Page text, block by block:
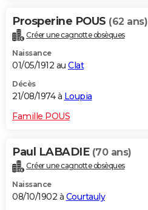
Prosperine POUS (62 ans)
Créer une cagnotte obsèques
Naissance
01/05/1912 au Clat
Décès
21/08/1974 à Loupia
Famille POUS
Paul LABADIE (70 ans)
Créer une cagnotte obsèques
Naissance
08/10/1902 à Courtauly